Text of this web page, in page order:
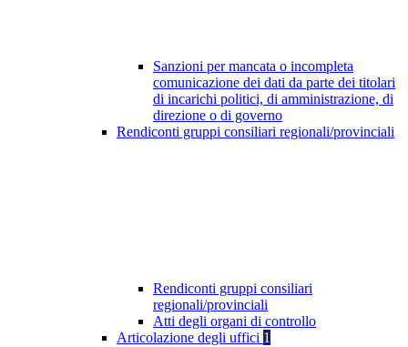
Sanzioni per mancata o incompleta
comunicazione dei dati da parte dei titolari
di incarichi politici, di amministrazione, di
direzione o di governo
Rendiconti gruppi consiliari regionali/provinciali
Rendiconti gruppi consiliari
regionali/provinciali
Atti degli organi di controllo
Articolazione degli uffici 1